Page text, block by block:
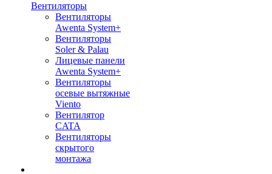
Вентиляторы
Вентиляторы
Awenta System+
Вентиляторы
Soler & Palau
Лицевые панели
Awenta System+
Вентиляторы
осевые вытяжные
Viento
Вентилятор
CATA
Вентиляторы
скрытого
монтажа